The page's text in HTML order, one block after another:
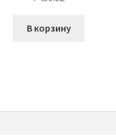
В корзину